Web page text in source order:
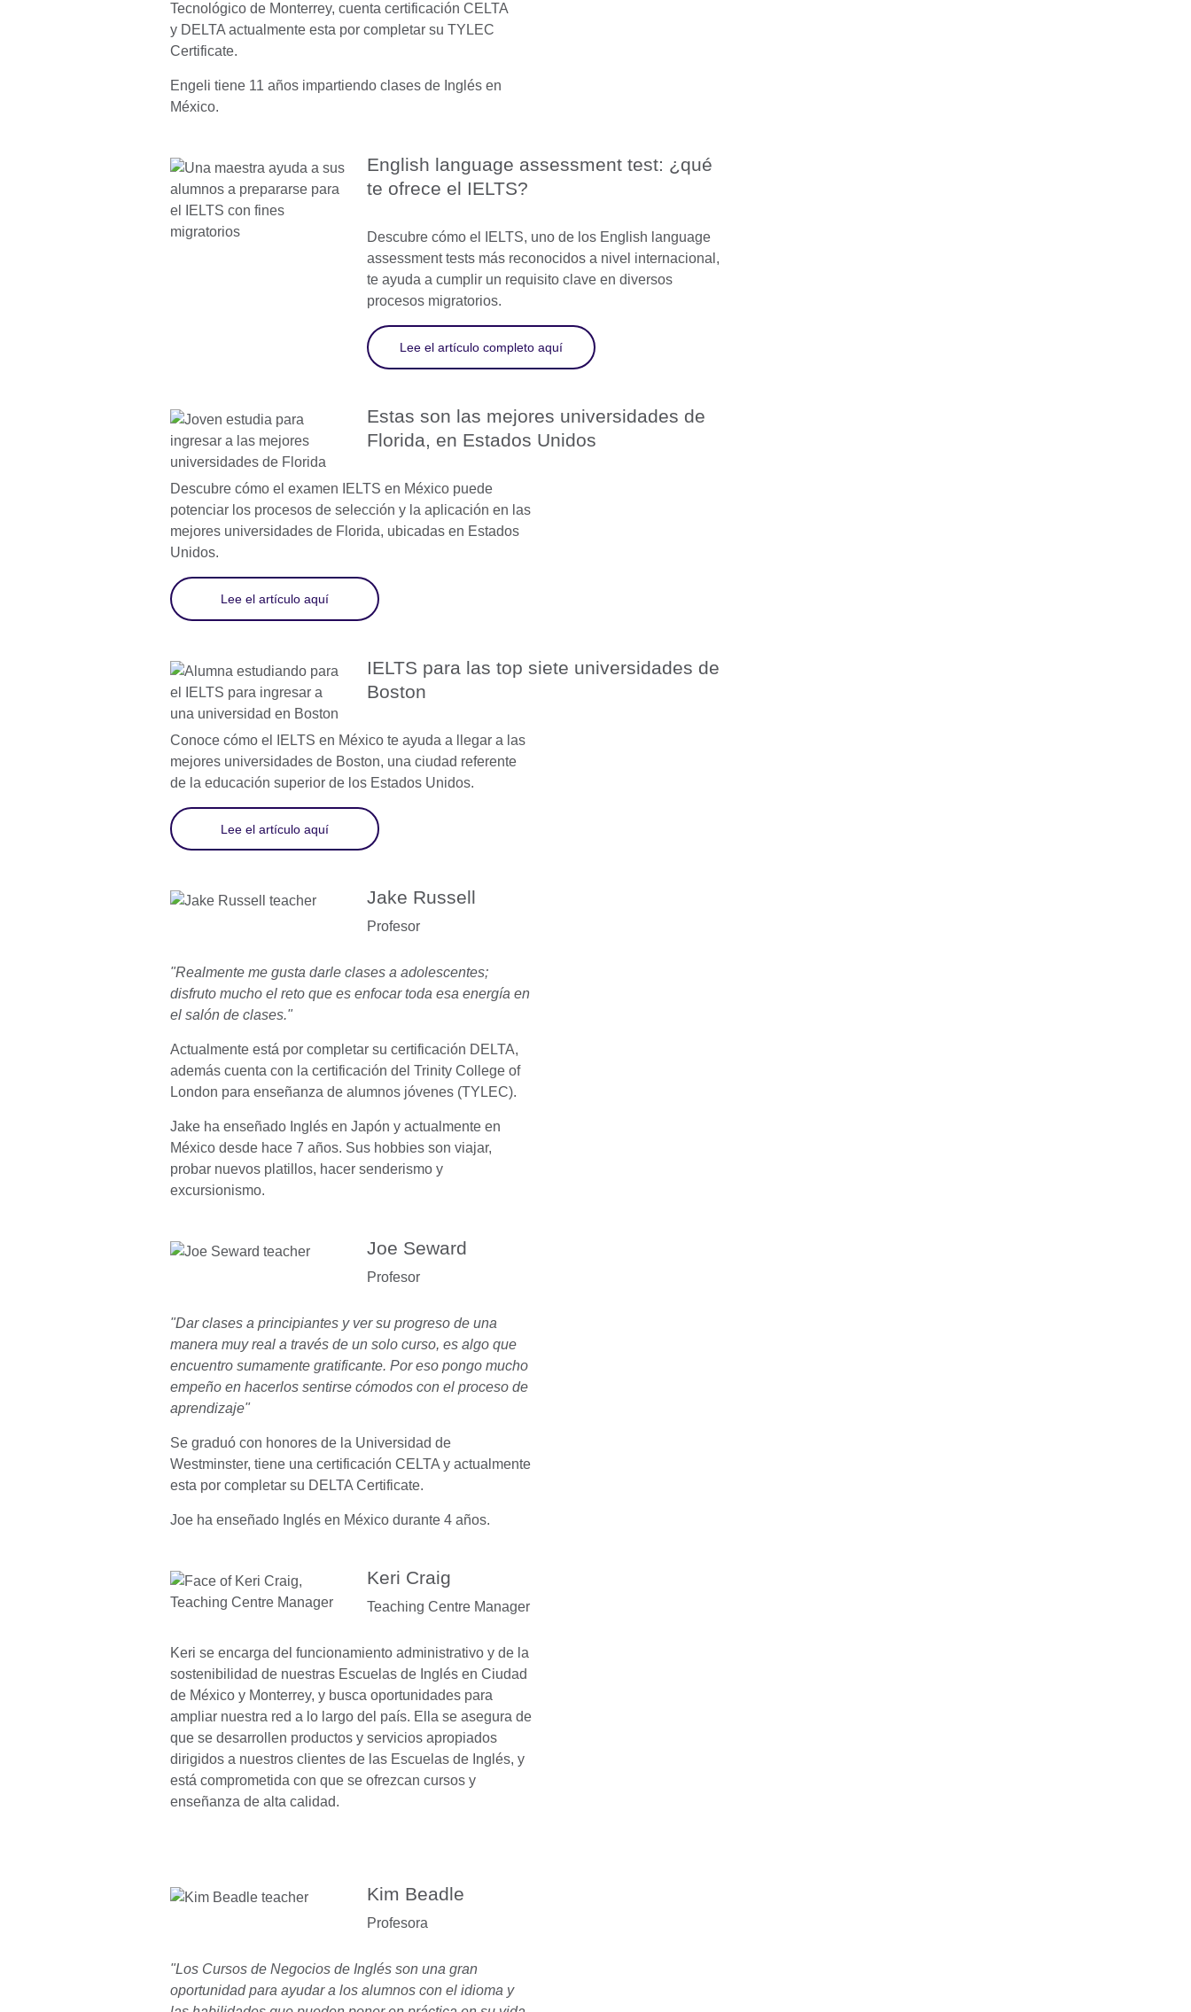
Tecnológico de Monterrey, cuenta certificación CELTA
y DELTA actualmente esta por completar su TYLEC
Certificate.
Engeli tiene 11 años impartiendo clases de Inglés en
México.
English language assessment test: ¿qué
te ofrece el IELTS?
Descubre cómo el IELTS, uno de los English language
assessment tests más reconocidos a nivel internacional,
te ayuda a cumplir un requisito clave en diversos
procesos migratorios.
Lee el artículo completo aquí
Estas son las mejores universidades de
Florida, en Estados Unidos
Descubre cómo el examen IELTS en México puede
potenciar los procesos de selección y la aplicación en las
mejores universidades de Florida, ubicadas en Estados
Unidos.
Lee el artículo aquí
IELTS para las top siete universidades de
Boston
Conoce cómo el IELTS en México te ayuda a llegar a las
mejores universidades de Boston, una ciudad referente
de la educación superior de los Estados Unidos.
Lee el artículo aquí
Jake Russell
Profesor
"Realmente me gusta darle clases a adolescentes;
disfruto mucho el reto que es enfocar toda esa energía en
el salón de clases."
Actualmente está por completar su certificación DELTA,
además cuenta con la certificación del Trinity College of
London para enseñanza de alumnos jóvenes (TYLEC).
Jake ha enseñado Inglés en Japón y actualmente en
México desde hace 7 años. Sus hobbies son viajar,
probar nuevos platillos, hacer senderismo y
excursionismo.
Joe Seward
Profesor
"Dar clases a principiantes y ver su progreso de una
manera muy real a través de un solo curso, es algo que
encuentro sumamente gratificante. Por eso pongo mucho
empeño en hacerlos sentirse cómodos con el proceso de
aprendizaje"
Se graduó con honores de la Universidad de
Westminster, tiene una certificación CELTA y actualmente
esta por completar su DELTA Certificate.
Joe ha enseñado Inglés en México durante 4 años.
Keri Craig
Teaching Centre Manager
Keri se encarga del funcionamiento administrativo y de la
sostenibilidad de nuestras Escuelas de Inglés en Ciudad
de México y Monterrey, y busca oportunidades para
ampliar nuestra red a lo largo del país. Ella se asegura de
que se desarrollen productos y servicios apropiados
dirigidos a nuestros clientes de las Escuelas de Inglés, y
está comprometida con que se ofrezcan cursos y
enseñanza de alta calidad.
Kim Beadle
Profesora
"Los Cursos de Negocios de Inglés son una gran
oportunidad para ayudar a los alumnos con el idioma y